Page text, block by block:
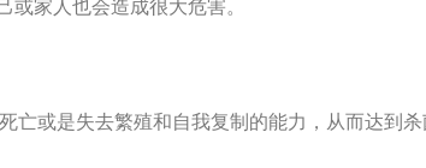
或家人也会造成很大危害。
死亡或是失去繁殖和自我复制的能力，从而达到杀菌